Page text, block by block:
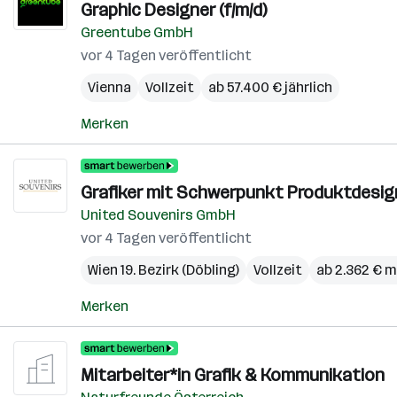
Graphic Designer (f/m/d)
Greentube GmbH
vor 4 Tagen veröffentlicht
Vienna
Vollzeit ab 57.400 € jährlich
Merken
Grafiker mit Schwerpunkt
United Souvenirs GmbH
vor 4 Tagen veröffentlicht
Wien 19. Bezirk (Döbling)
Vollzeit ab 2.362 €
Merken
Mitarbeiter*in Grafik & Kommunikation